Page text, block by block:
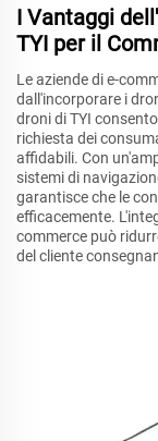
I Vantaggi
TYI per il
Le aziende di e-
dall'incorporare i
droni di TYI
richiesta dei
affidabili. Con
sistemi di
garantisce che le
efficacemente.
commerce può
del cliente